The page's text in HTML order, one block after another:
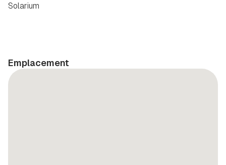
Solarium
Emplacement